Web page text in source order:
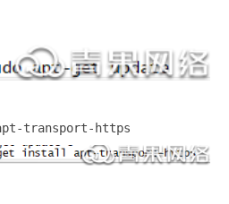
transport-https